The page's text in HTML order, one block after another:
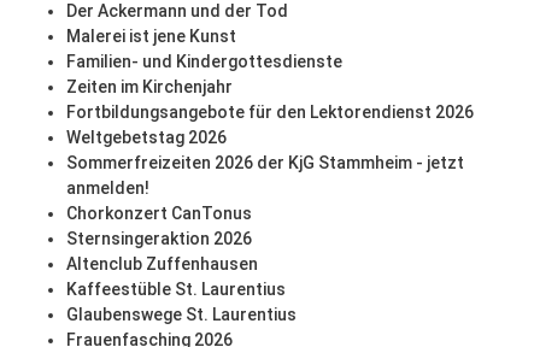
Der Ackermann und der Tod
Malerei ist jene Kunst
Familien- und Kindergottesdienste
Zeiten im Kirchenjahr
Fortbildungsangebote für den Lektorendienst 2026
Weltgebetstag 2026
Sommerfreizeiten 2026 der KjG Stammheim - jetzt
anmelden!
Chorkonzert CanTonus
Sternsingeraktion 2026
Altenclub Zuffenhausen
Kaffeestüble St. Laurentius
Glaubenswege St. Laurentius
Frauenfasching 2026